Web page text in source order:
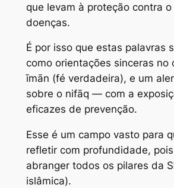
que levam à proteção contra
doenças.
É por isso que estas palavras
como orientações sinceras no
īmān (fé verdadeira), e um
sobre o nifāq — com a
eficazes de prevenção.
Esse é um campo vasto para
refletir com profundidade,
abranger todos os pilares da
islâmica).